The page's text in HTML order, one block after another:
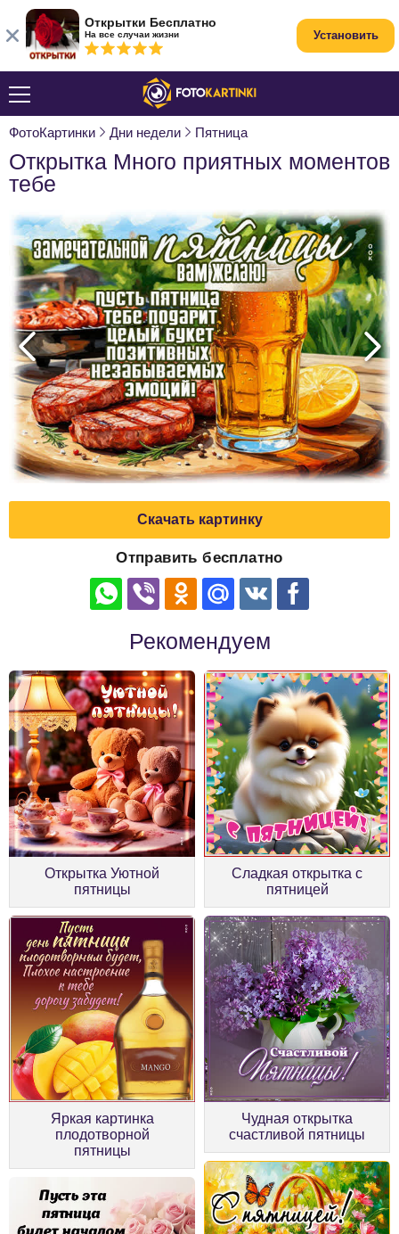
ФотоКартинки Дни недели Пятница
Открытка Много приятных моментов
тебе
Скачать картинку
Отправить бесплатно
Рекомендуем
Открытка Уютной
пятницы
Сладкая открытка с
пятницей
Яркая картинка
плодотворной
пятницы
Чудная открытка
счастливой пятницы
Открытки Бесплатно
На все случаи жизни Установить